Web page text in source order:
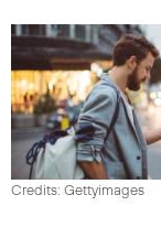
Credits: Gettyimages